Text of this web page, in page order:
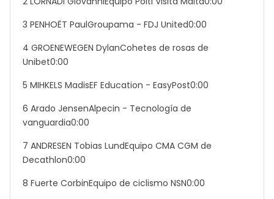
3 PENHOËT PaulGroupama - FDJ United0:00
4 GROENEWEGEN DylanCohetes de rosas de
Unibet0:00
5 MIHKELS MadisEF Education - EasyPost0:00
6 Arado JensenAlpecin - Tecnología de
vanguardia0:00
7 ANDRESEN Tobias LundEquipo CMA CGM de
Decathlon0:00
8 Fuerte CorbinEquipo de ciclismo NSN0:00